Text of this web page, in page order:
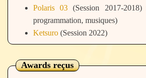
Polaris 03 (Session 2017-2018) (rôle : graphismes,
programmation, musiques)
Ketsuro (Session 2022)
Awards reçus